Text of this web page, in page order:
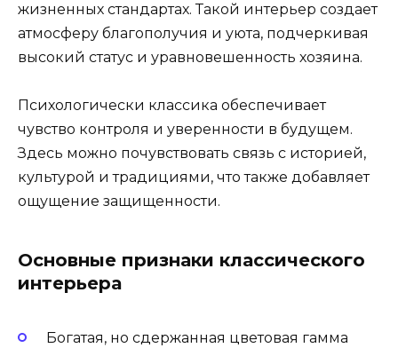
жизненных стандартах. Такой интерьер создает
атмосферу благополучия и уюта, подчеркивая
высокий статус и уравновешенность хозяина.
Психологически классика обеспечивает
чувство контроля и уверенности в будущем.
Здесь можно почувствовать связь с историей,
культурой и традициями, что также добавляет
ощущение защищенности.
Основные признаки классического
интерьера
Богатая, но сдержанная цветовая гамма